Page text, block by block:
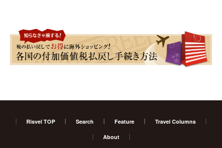
Risvel TOP Search Feature Travel Columns
About